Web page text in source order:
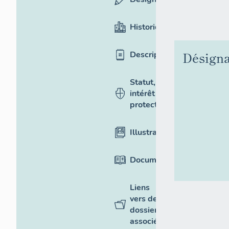
Historique
Description
Statut,
intérêt et
protection
Illustrations
Documentation
Liens
vers des
dossiers
associés